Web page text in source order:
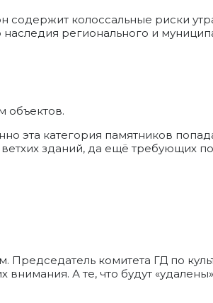
колоссальные риски
регионального и
объектов.
эта категория памятников
зданий, да ещё требующих
Председатель комитета ГД по
А те, что будут